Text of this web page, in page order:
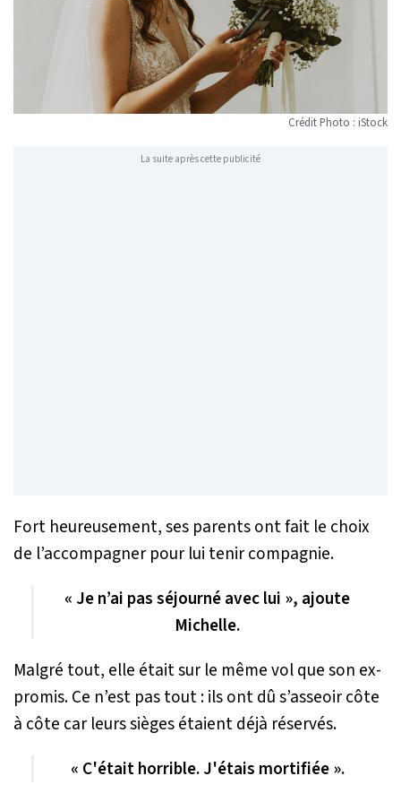
Crédit Photo : iStock
La suite après cette publicité
Fort heureusement, ses parents ont fait le choix
de l’accompagner pour lui tenir compagnie.
« Je n’ai pas séjourné avec lui », ajoute
Michelle.
Malgré tout, elle était sur le même vol que son ex-
promis. Ce n’est pas tout : ils ont dû s’asseoir côte
à côte car leurs sièges étaient déjà réservés.
« C'était horrible. J'étais mortifiée ».